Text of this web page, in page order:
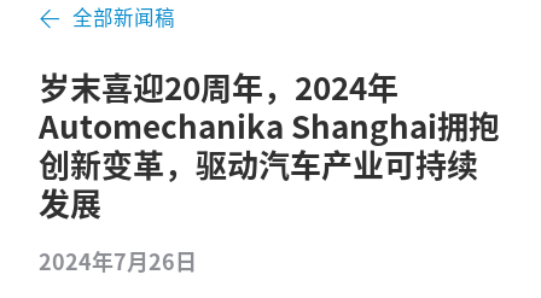
全部新闻稿
岁末喜迎20周年，2024年
Automechanika Shanghai拥抱
创新变革，驱动汽车产业可持续
发展
2024年7月26日